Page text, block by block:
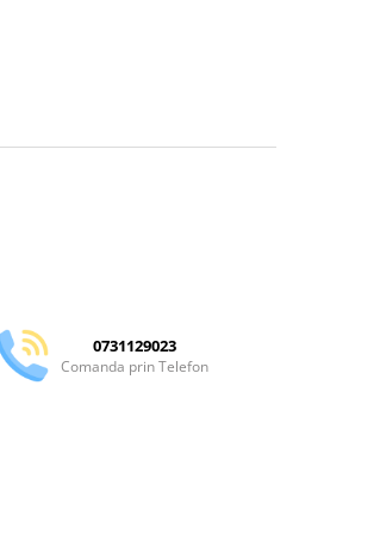
0731129023
Comanda prin Telefon